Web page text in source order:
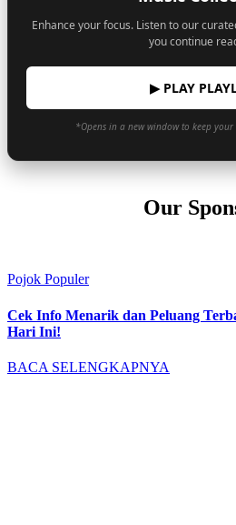
Enhance your focus. Listen to our
you continue
▶ PLAY
*Opens in a new window to keep
Our
Pojok Populer
Cek Info Menarik dan Peluang
Hari Ini!
BACA SELENGKAPNYA